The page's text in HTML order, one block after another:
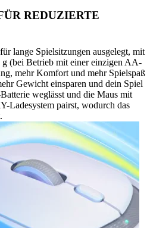
REDUZIERTE
lange Spielsitzungen ausgelegt, mit
(bei Betrieb mit einer einzigen AA-
mehr Komfort und mehr Spielspaß
Gewicht einsparen und dein Spiel
weglässt und die Maus mit
Ladesystem pairst, wodurch das